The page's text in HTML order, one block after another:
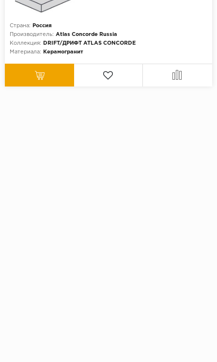
Страна:
Россия
Производитель: Atlas Concorde Russia
Коллекция:
DRIFT/ДРИФТ ATLAS CONCORDE
Материала:
Керамогранит